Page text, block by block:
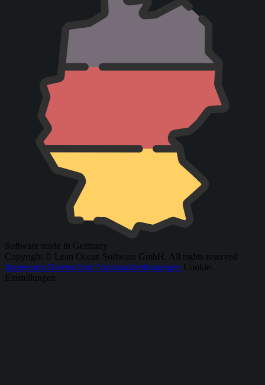
Software made in Germany
Copyright © Lean Ocean Software GmbH. All rights reserved
Impressum Datenschutz Nutzungsbedingungen Cookie-
Einstellungen